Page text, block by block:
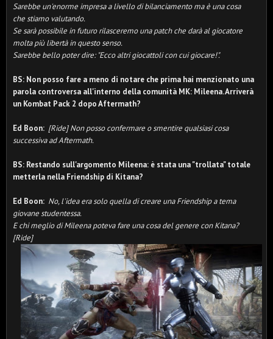
Sarebbe un'enorme impresa a livello di bilanciamento ma è una cosa
che stiamo valutando.
Se sarà possibile in futuro rilasceremo una patch che darà al giocatore
molta più libertà in questo senso.
Sarebbe bello poter dire: "Ecco altri giocattoli con cui giocare!".
BS: Non posso fare a meno di notare che prima hai menzionato una
parola controversa all'interno della comunità MK: Mileena. Arriverà
un Kombat Pack 2 dopo Aftermath?
Ed Boon: [Ride] Non posso confermare o smentire qualsiasi cosa
successiva ad Aftermath.
BS: Restando sull'argomento Mileena: è stata una "trollata" totale
metterla nella Friendship di Kitana?
Ed Boon: No, l'idea era solo quella di creare una Friendship a tema
giovane studentessa.
E chi meglio di Mileena poteva fare una cosa del genere con Kitana?
[Ride]